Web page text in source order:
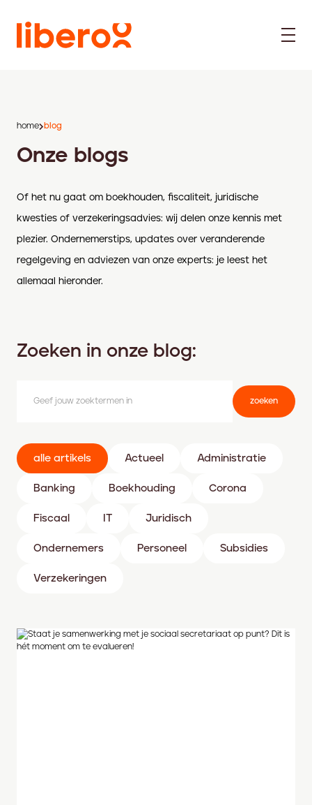
home blog
Onze blogs
Of het nu gaat om boekhouden, fiscaliteit, juridische
kwesties of verzekeringsadvies: wij delen onze kennis met
plezier. Ondernemerstips, updates over veranderende
regelgeving en adviezen van onze experts: je leest het
allemaal hieronder.
Zoeken in onze blog:
zoeken
alle artikels Actueel Administratie
Banking Boekhouding Corona
Fiscaal IT Juridisch
Ondernemers Personeel Subsidies
Verzekeringen